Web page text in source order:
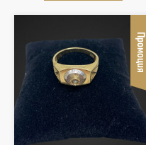
Промоция